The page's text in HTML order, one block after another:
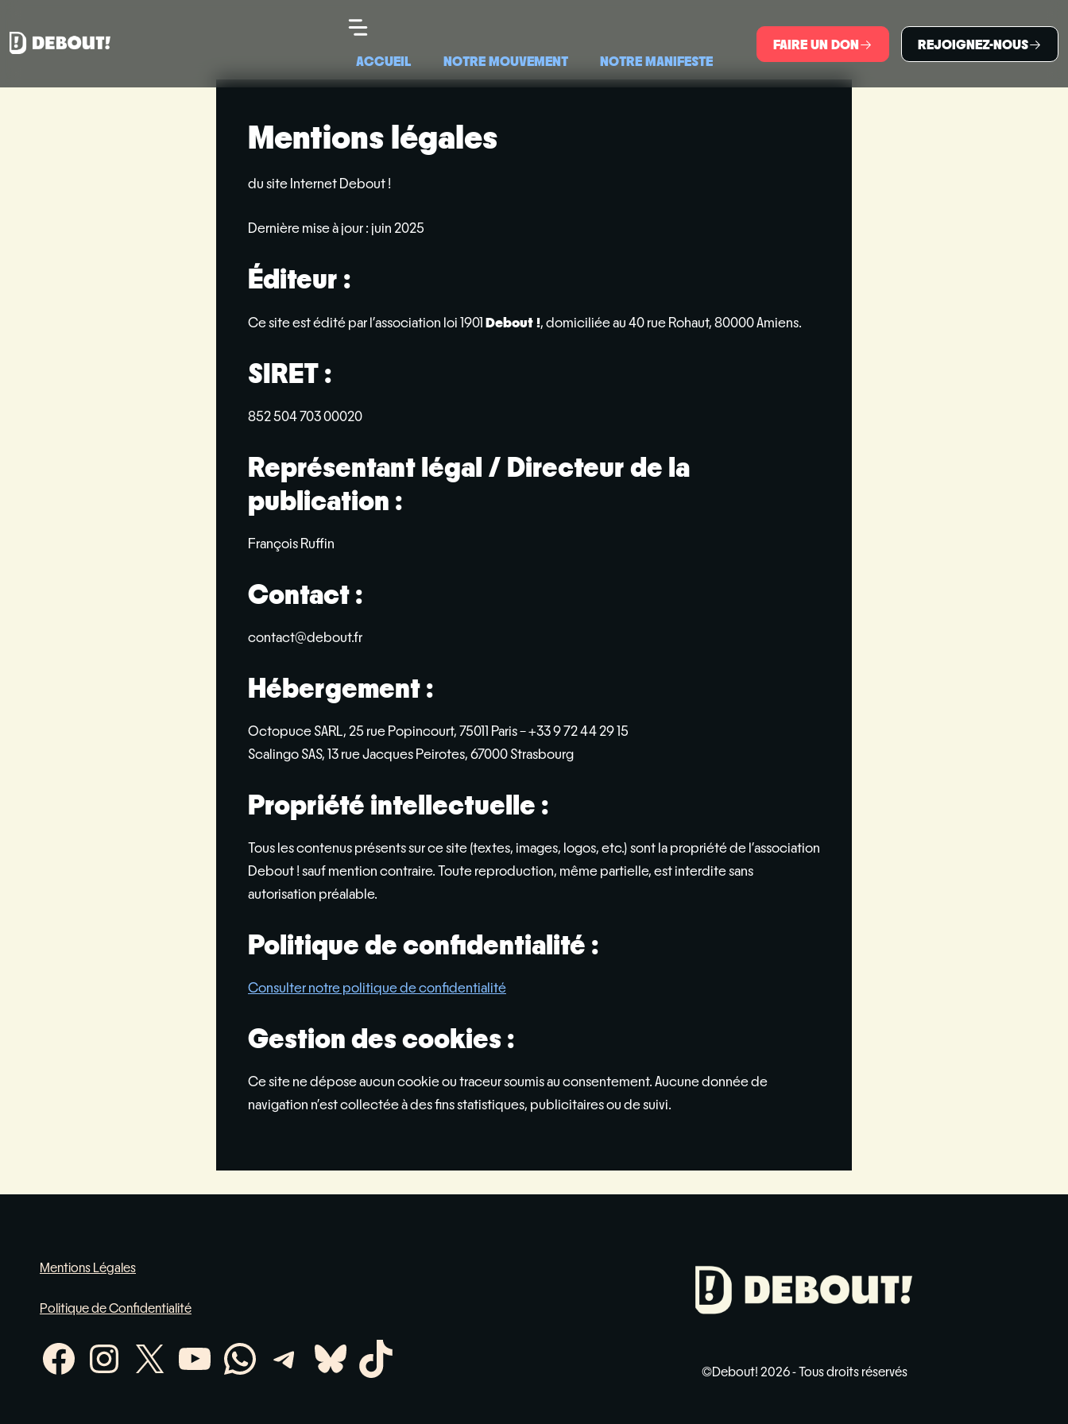
au
contenu
ACCUEIL NOTRE MOUVEMENT NOTRE MANIFESTE
FAIRE UN DON REJOIGNEZ-NOUS
Mentions légales
du site Internet Debout !
Dernière mise à jour : juin 2025
Éditeur :
Ce site est édité par l’association loi 1901 Debout !, domiciliée au 40 rue Rohaut, 80000 Amiens.
SIRET :
852 504 703 00020
Représentant légal / Directeur de la
publication :
François Ruffin
Contact :
contact@debout.fr
Hébergement :
Octopuce SARL, 25 rue Popincourt, 75011 Paris – +33 9 72 44 29 15
Scalingo SAS, 13 rue Jacques Peirotes, 67000 Strasbourg
Propriété intellectuelle :
Tous les contenus présents sur ce site (textes, images, logos, etc.) sont la propriété de l’association
Debout ! sauf mention contraire. Toute reproduction, même partielle, est interdite sans
autorisation préalable.
Politique de confidentialité :
Consulter notre politique de confidentialité
Gestion des cookies :
Ce site ne dépose aucun cookie ou traceur soumis au consentement. Aucune donnée de
navigation n’est collectée à des fins statistiques, publicitaires ou de suivi.
Mentions Légales
Politique de Confidentialité
Facebook
Instagram
X YouTube
WhatsApp
Telegram
Bluesky
TikTok ©Debout! 2026 - Tous droits réservés